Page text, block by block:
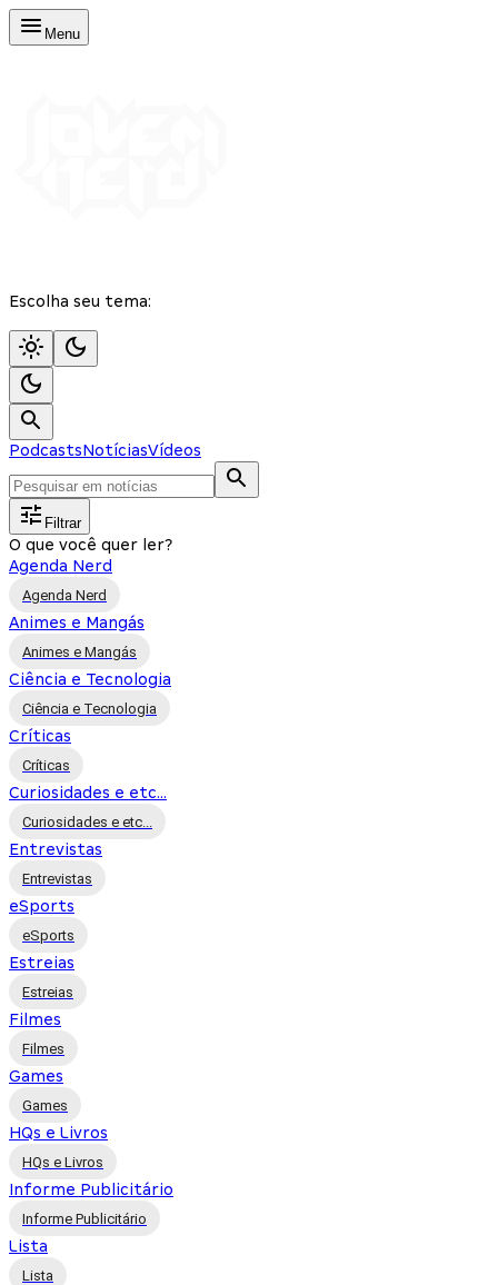
Menu
Escolha seu tema:
PodcastsNotíciasVídeos
Filtrar
O que você quer ler?
Agenda Nerd
Agenda Nerd
Animes e Mangás
Animes e Mangás
Ciência e Tecnologia
Ciência e Tecnologia
Críticas
Críticas
Curiosidades e etc...
Curiosidades e etc...
Entrevistas
Entrevistas
eSports
eSports
Estreias
Estreias
Filmes
Filmes
Games
Games
HQs e Livros
HQs e Livros
Informe Publicitário
Informe Publicitário
Lista
Lista